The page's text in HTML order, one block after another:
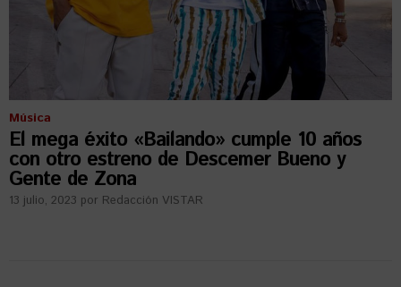
Música
El mega éxito «Bailando» cumple 10 años
con otro estreno de Descemer Bueno y
Gente de Zona
13 julio, 2023 por Redacción VISTAR